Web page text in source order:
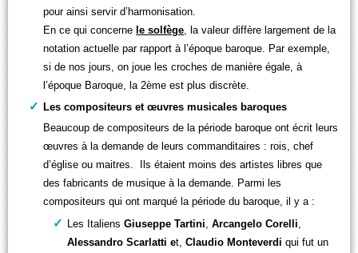
pour ainsi servir d’harmonisation.
En ce qui concernele solfège , la valeur diffère largement de la
notation actuelle par rapport à l’époque baroque. Par exemple,
si de nos jours, on joue les croches de manière égale, à
l’époque Baroque, la 2ème est plus discrète.
Les compositeurs et œuvres musicales baroques
Beaucoup de compositeurs de la période baroque ont écrit leurs
œuvres à la demande de leurs commanditaires : rois, chef
d’église ou maitres. Ils étaient moins des artistes libres que
des fabricants de musique à la demande. Parmi les
compositeurs qui ont marqué la période du baroque, il y a :
Les ItaliensGiuseppe Tartini ,Arcangelo Corelli
Alessandro Scarlatti et, Claudio Monteverdi qui fut un